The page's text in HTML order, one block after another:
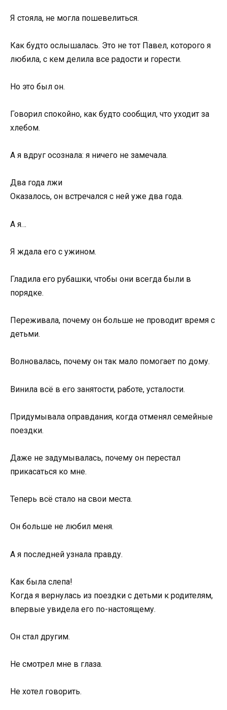
Я стояла, не могла пошевелиться.
Как будто ослышалась. Это не тот Павел, которого я
любила, с кем делила все радости и горести.
Но это был он.
Говорил спокойно, как будто сообщил, что уходит за
хлебом.
А я вдруг осознала: я ничего не замечала.
Два года лжи
Оказалось, он встречался с ней уже два года.
А я…
Я ждала его с ужином.
Гладила его рубашки, чтобы они всегда были в
порядке.
Переживала, почему он больше не проводит время с
детьми.
Волновалась, почему он так мало помогает по дому.
Винила всё в его занятости, работе, усталости.
Придумывала оправдания, когда отменял семейные
поездки.
Даже не задумывалась, почему он перестал
прикасаться ко мне.
Теперь всё стало на свои места.
Он больше не любил меня.
А я последней узнала правду.
Как была слепа!
Когда я вернулась из поездки с детьми к родителям,
впервые увидела его по-настоящему.
Он стал другим.
Не смотрел мне в глаза.
Не хотел говорить.